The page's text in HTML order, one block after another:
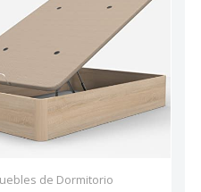
de Dormitorio